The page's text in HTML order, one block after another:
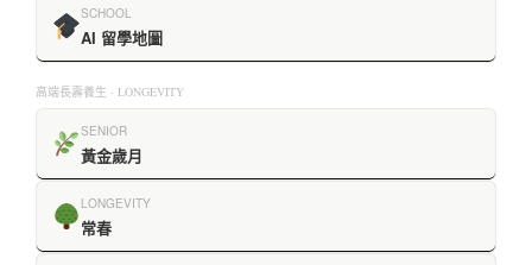
SCHOOL
AI 留學地圖
高端長壽養生 · LONGEVITY
SENIOR
黃金歲月
LONGEVITY
常春